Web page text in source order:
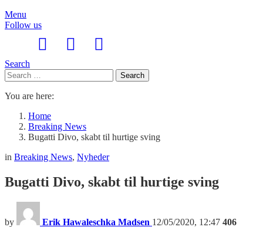
Menu
Follow us
Search
Search
for:
Search
You are here:
Home
Breaking News
Bugatti Divo, skabt til hurtige sving
in Breaking News, Nyheder
Bugatti Divo, skabt til hurtige sving
by Erik Hawaleschka Madsen 12/05/2020, 12:47 406